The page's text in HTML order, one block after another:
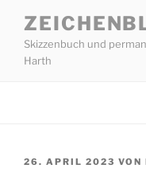
Inhalt
springen
Skizzenbuch und
Harth
VERÖFFENTLICHT
26. APRIL 2023 VON